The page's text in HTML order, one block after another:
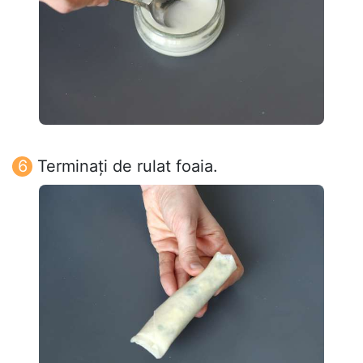
Terminați de rulat foaia.